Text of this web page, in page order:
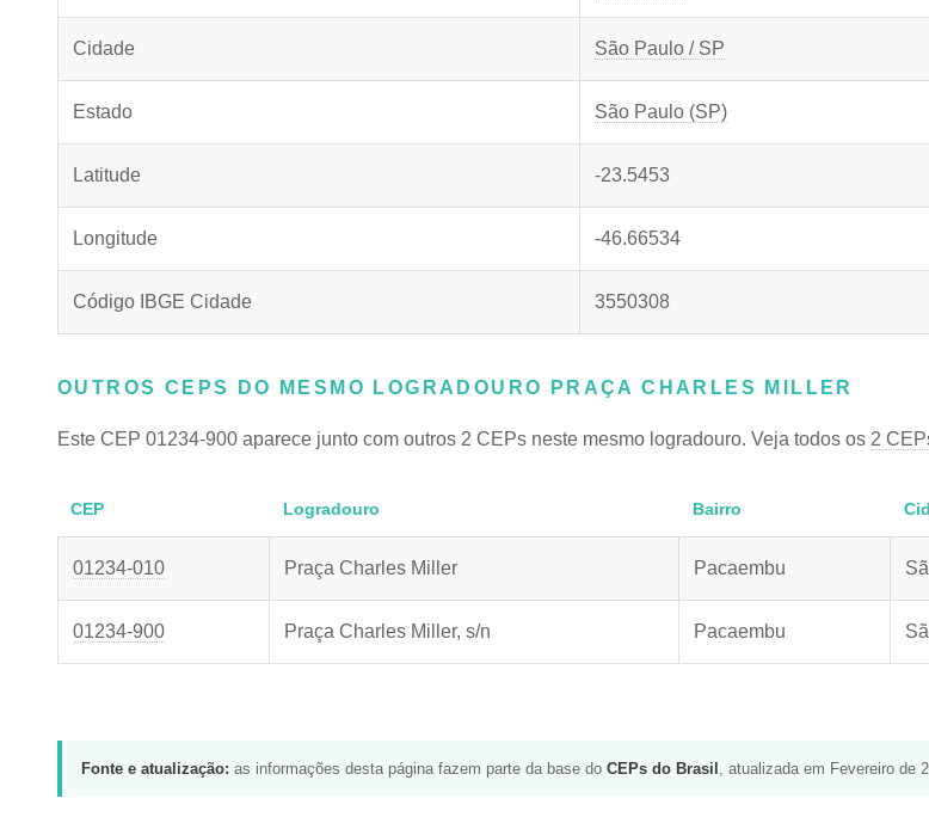
Cidade São Paulo / SP
Estado São Paulo (SP)
Latitude -23.5453
Longitude -46.66534
Código IBGE Cidade 3550308
OUTROS CEPS DO MESMO LOGRADOURO PRAÇA CHARLES MILLER
Este CEP 01234-900 aparece junto com outros 2 CEPs neste mesmo logradouro. Veja todos os 2
CEP Logradouro Bairro
01234-010 Praça Charles Miller Pacaembu
01234-900 Praça Charles Miller, s/n Pacaembu
Fonte e atualização: as informações desta página fazem parte da base do CEPs do Brasil , atualizada em Fevereiro de